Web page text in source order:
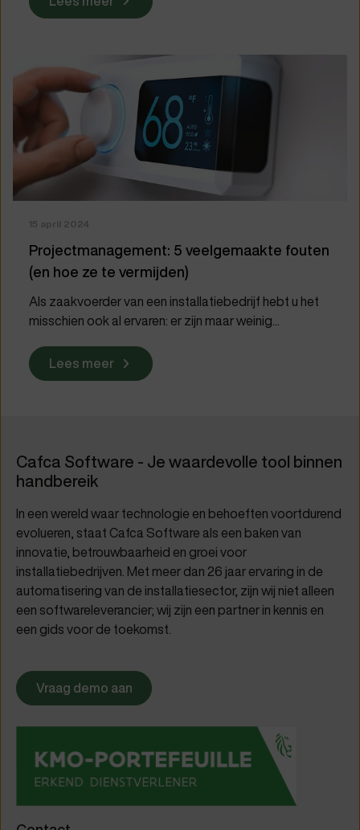
15 april 2024
Projectmanagement: 5 veelgemaakte fouten
(en hoe ze te vermijden)
Als zaakvoerder van een installatiebedrijf hebt u het
misschien ook al ervaren: er zijn maar weinig...
Lees meer
Cafca Software - Je waardevolle tool binnen
handbereik
In een wereld waar technologie en behoeften voortdurend
evolueren, staat Cafca Software als een baken van
innovatie, betrouwbaarheid en groei voor
installatiebedrijven. Met meer dan 26 jaar ervaring in de
automatisering van de installatiesector, zijn wij niet alleen
een softwareleverancier; wij zijn een partner in kennis en
een gids voor de toekomst.
Vraag demo aan